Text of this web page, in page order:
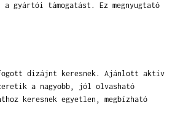
támogatást. Ez megnyugtató
dizájnt keresnek. Ajánlott aktív
a nagyobb, jól olvasható
keresnek egyetlen, megbízható